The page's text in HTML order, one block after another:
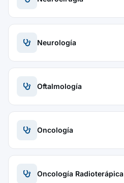
Neurología
Oftalmología
Oncología
Oncología Radioterápica